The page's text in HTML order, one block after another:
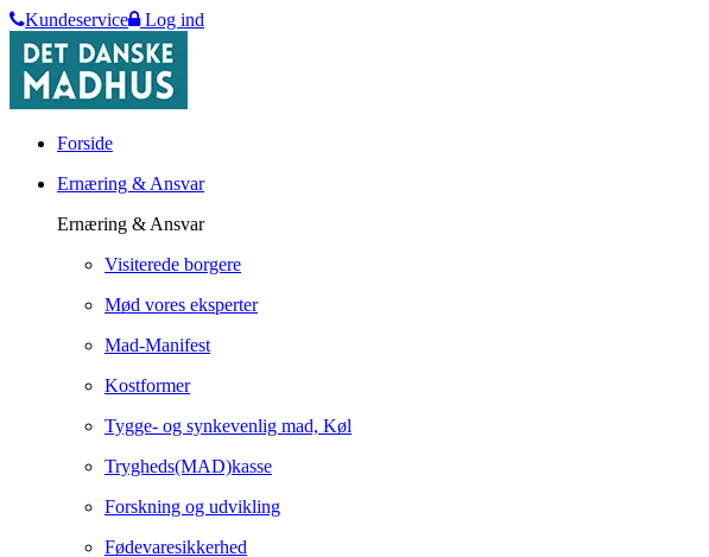
Kundeservice Log ind
Forside
Ernæring & Ansvar
Ernæring & Ansvar
Visiterede borgere
Mød vores eksperter
Mad-Manifest
Kostformer
Tygge- og synkevenlig mad, Køl
Trygheds(MAD)kasse
Forskning og udvikling
Fødevaresikkerhed